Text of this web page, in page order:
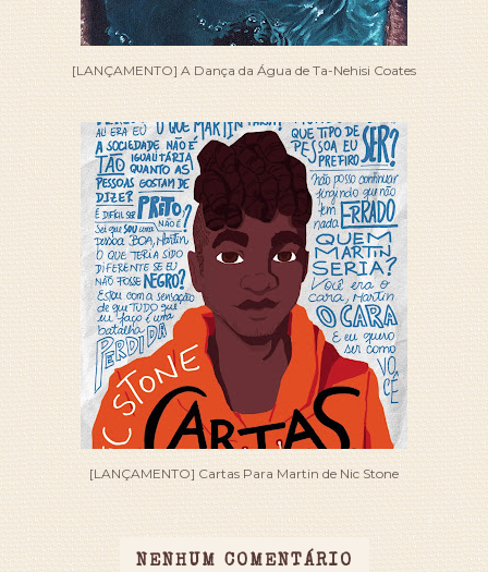
[LANÇAMENTO] A Dança da Água de Ta-Nehisi Coates
[LANÇAMENTO] Cartas Para Martin de Nic Stone
NENHUM COMENTÁRIO